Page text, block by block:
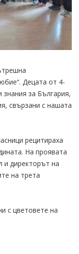
Децата от 4-
знания за България,
свързани с нашата
рецитираха
На проявата
и директорът на
на трета
с цветовете на